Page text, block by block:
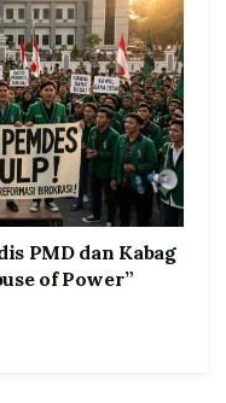
PMD dan Kabag
of Power”